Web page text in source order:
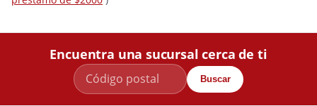
Encuentra una sucursal cerca de ti
Buscar